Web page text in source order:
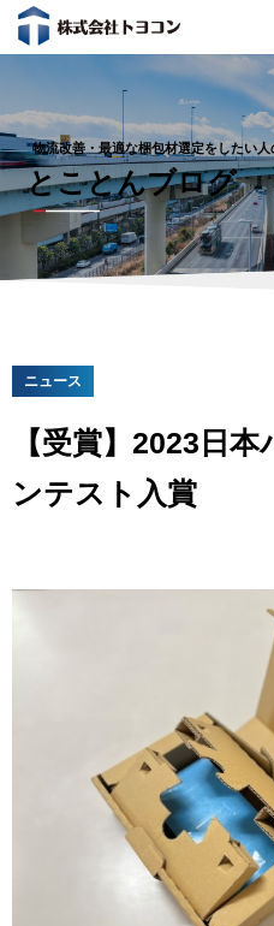
物流改善・最適な梱包材選定をしたい人
とことんブログ
ニュース
【受賞】2023日
ンテスト入賞